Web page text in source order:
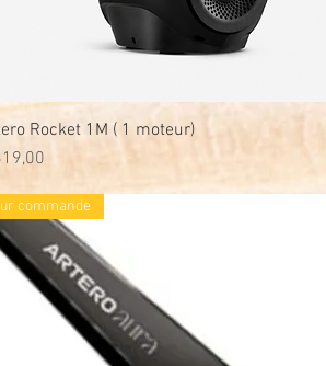
Snel overzicht
Rocket 1M ( 1 moteur)
commande